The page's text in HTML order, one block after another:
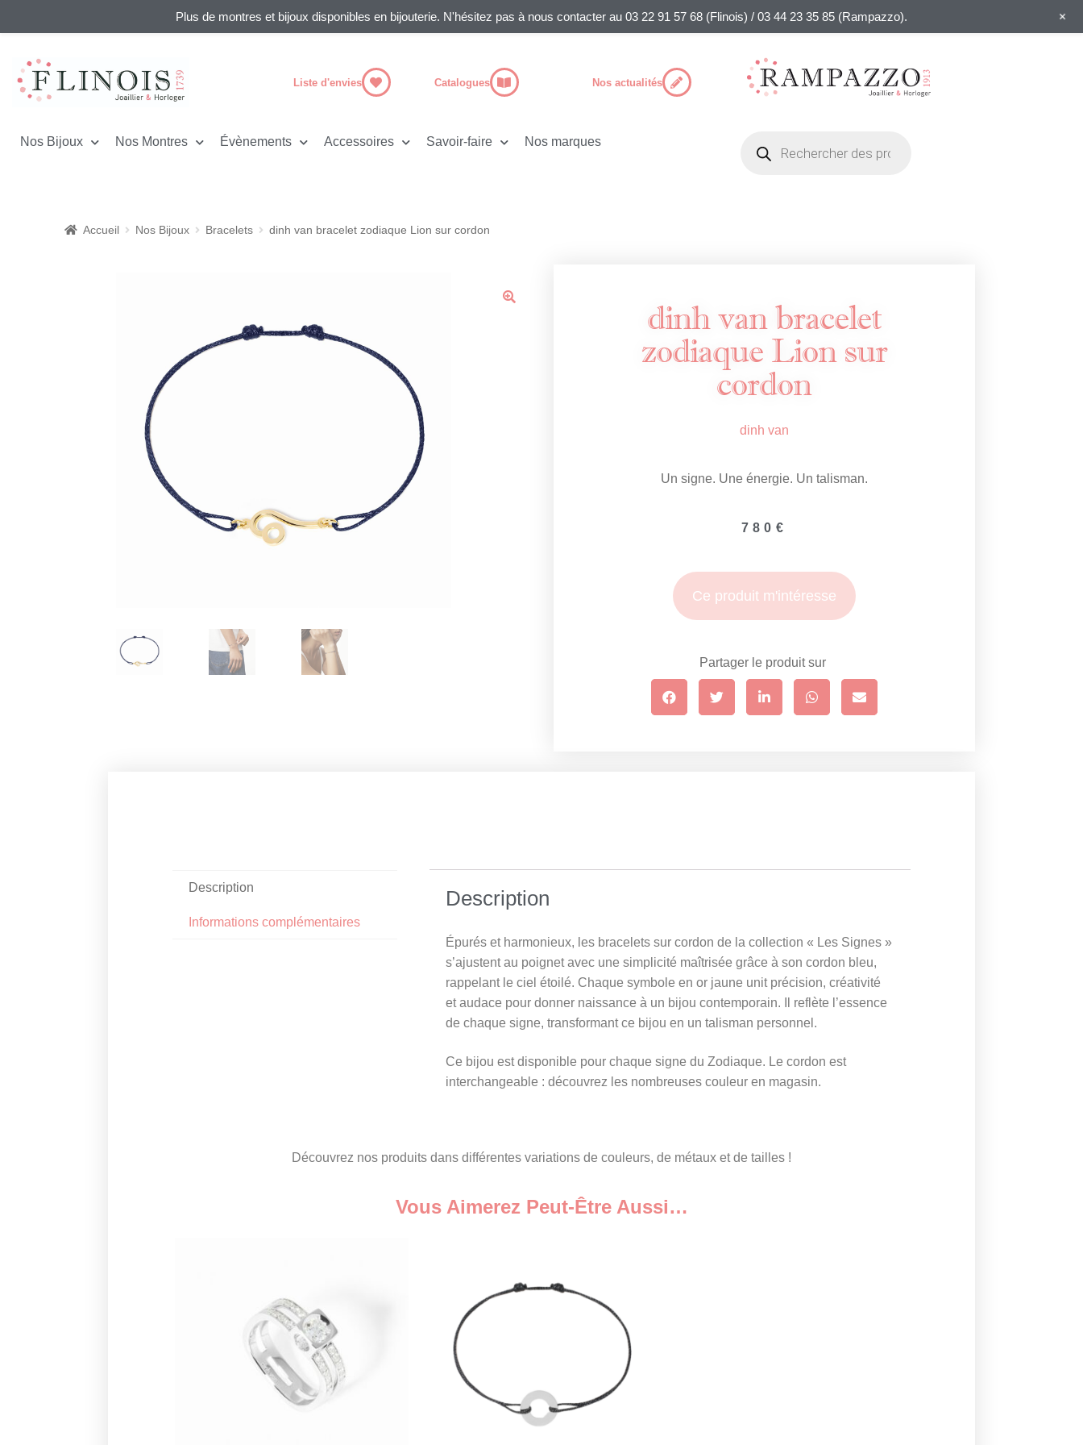
Liste d'envies Catalogues Nos actualités
Nos Bijoux Nos Montres Évènements Accessoires Savoir-faire Nos marques
Accueil Nos Bijoux Bracelets dinh van bracelet zodiaque Lion sur cordon
dinh van bracelet
zodiaque Lion sur
cordon
dinh van
Un signe. Une énergie. Un talisman.
780 €
Ce produit m'intéresse
Partager le produit sur
Description
Informations complémentaires
Description
Épurés et harmonieux, les bracelets sur cordon de la collection « Les Signes »
s’ajustent au poignet avec une simplicité maîtrisée grâce à son cordon bleu,
rappelant le ciel étoilé. Chaque symbole en or jaune unit précision, créativité
et audace pour donner naissance à un bijou contemporain. Il reflète l’essence
de chaque signe, transformant ce bijou en un talisman personnel.
Ce bijou est disponible pour chaque signe du Zodiaque. Le cordon est
interchangeable : découvrez les nombreuses couleur en magasin.
Découvrez nos produits dans différentes variations de couleurs, de métaux et de tailles !
Vous Aimerez Peut-Être Aussi…
Plus de montres et bijoux disponibles en bijouterie. N'hésitez pas à nous contacter au 03 22 91 57 68 (Flinois) / 03 44 23 35 85 (Rampazzo). +